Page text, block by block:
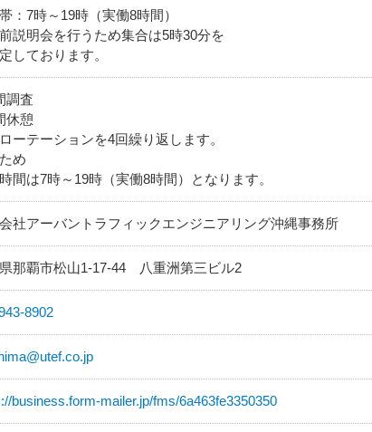
：7時～19時（実働8時間）
説明会を行うため集合は5時30分を
しております。
調査
休憩
ーテーションを4回繰り返します。
め
間は7時～19時（実働8時間）となります。
社アーバントラフィックエンジニアリング沖縄事務所
那覇市松山1-17-44 八重洲第三ビル2
8902
business.form-mailer.jp/fms/6a463fe3350350